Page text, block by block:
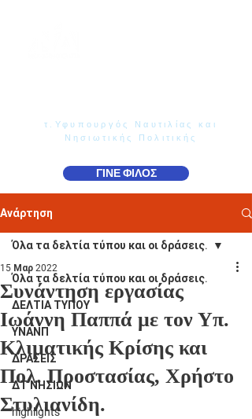
τ.Υφυπουργός Ναυτιλίας και
Νησιωτικής Πολιτικής
ΓΙΝΕ ΦΙΛΟΣ
Ανάρτηση
Όλα τα δελτία τύπου και οι δράσεις.
ΔΕΛΤΙΑ ΤΥΠΟΥ
ΥΝΑΝΠ
ΔΡΑΣΕΙΣ
ΔΤ ΝΗΣΙΩΝ
highlights
Όλα τα δελτία τύπου και οι δράσεις.
Συνάντηση εργασίας
Ιωάννη Παππά με τον Υπ.
Κλιματικής Κρίσης και
Πολ. Προστασίας, Χρήστο
Στυλιανίδη.
15 Μαρ 2022